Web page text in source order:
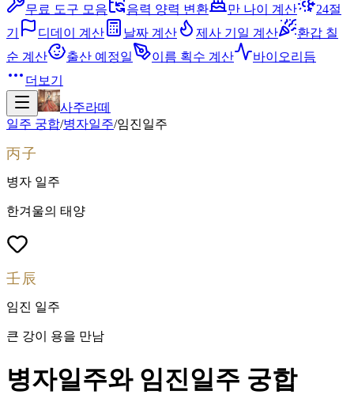
무료 도구 모음
음력 양력 변환 만 나이 계산
24절
기
디데이 계산 날짜 계산 제사 기일 계산
환갑 칠
순 계산
출산 예정일 이름 획수 계산
바이오리듬
더보기
사주라떼
일주 궁합/병자일주/임진일주
丙子
병자 일주
한겨울의 태양
壬辰
임진 일주
큰 강이 용을 만남
병자일주와 임진일주 궁합